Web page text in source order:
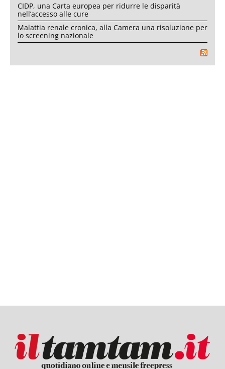
CIDP, una Carta europea per ridurre le disparità
nell’accesso alle cure
Malattia renale cronica, alla Camera una risoluzione per
lo screening nazionale